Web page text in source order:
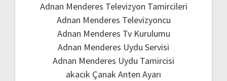
Adnan Menderes Televizyon Tamircileri
Adnan Menderes Televizyoncu
Adnan Menderes Tv Kurulumu
Adnan Menderes Uydu Servisi
Adnan Menderes Uydu Tamircisi
akacık Çanak Anten Ayarı